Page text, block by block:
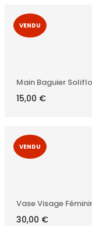
VENDU
Main Baguier
15,00 €
VENDU
Vase Visage
30,00 €